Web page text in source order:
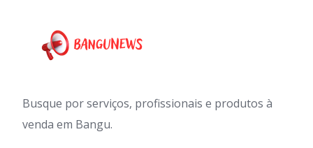
Busque por serviços, profissionais e produtos à
venda em Bangu.